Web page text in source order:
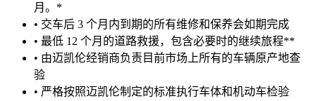
月。*
• 交车后 3 个月内到期的所有维修和保养会如期完成
• 最低 12 个月的道路救援，包含必要时的继续旅程**
• 由迈凯伦经销商负责目前市场上所有的车辆原产地查
验
• 严格按照迈凯伦制定的标准执行车体和机动车检验